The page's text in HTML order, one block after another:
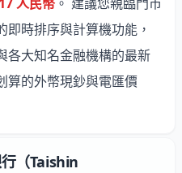
時排序與計算機功能，
各大知名金融機構的最新
算的外幣現鈔與電匯價
（Taishin